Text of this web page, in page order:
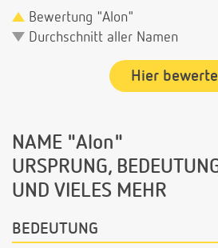
Bewertung "Alon"
Durchschnitt aller Namen
Hier
NAME "Alon"
URSPRUNG,
UND VIELES MEHR
BEDEUTUNG